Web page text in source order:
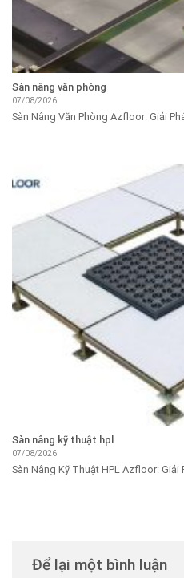
Sàn nâng văn phòng
07/08/2026
Sàn Nâng Văn Phòng Azfloor: Giải
Sàn nâng kỹ thuật hpl
07/08/2026
Sàn Nâng Kỹ Thuật HPL Azfloor: Giải
Để lại một bình luận